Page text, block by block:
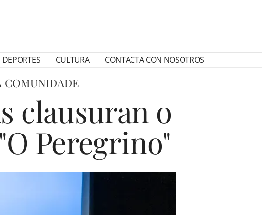
DEPORTES CULTURA CONTACTA CON NOSOTROS
COMUNIDADE
clausuran o
Peregrino"